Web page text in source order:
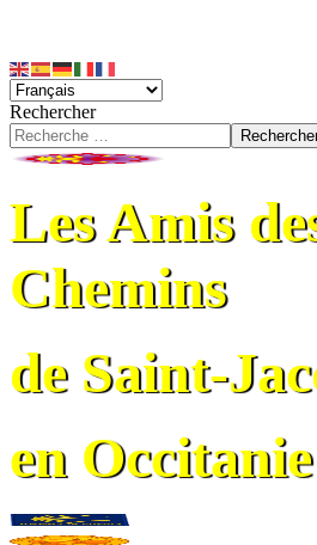
Rechercher
Les Amis
Chemins
de Saint-
en Occitanie